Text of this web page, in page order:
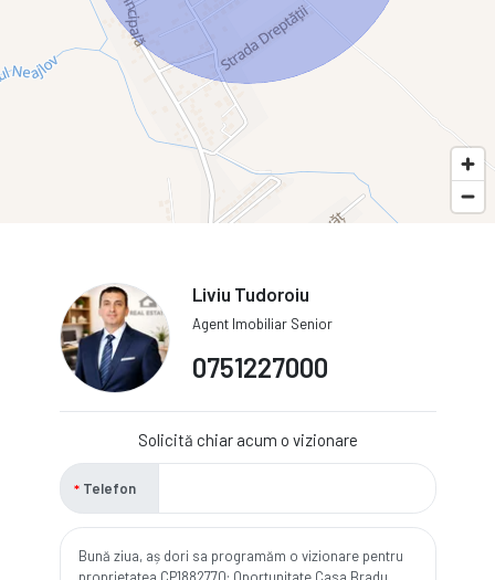
Liviu Tudoroiu
Agent Imobiliar Senior
0751227000
Solicită chiar acum o vizionare
Telefon